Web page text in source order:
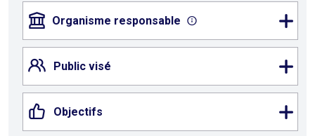
Organisme responsable
Public visé
Objectifs